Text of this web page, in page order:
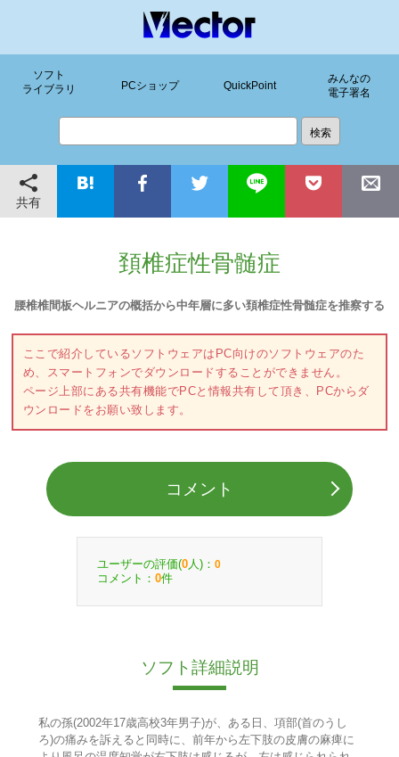
ソフト
ライブラリ
PCショップ QuickPoint
みんなの
電子署名
共有
頚椎症性骨髄症
腰椎椎間板ヘルニアの概括から中年層に多い頚椎症性骨髄症を推察する
ここで紹介しているソフトウェアはPC向けのソフトウェアのた
め、スマートフォンでダウンロードすることができません。
ページ上部にある共有機能でPCと情報共有して頂き、PCからダ
ウンロードをお願い致します。
コメント
ユーザーの評価(0 人)： 0
コメント： 0件
ソフト詳細説明
私の孫(2002年17歳高校3年男子)が、ある日、項部(首のうし
ろ)の痛みを訴えると同時に、前年から左下肢の皮膚の麻痺に